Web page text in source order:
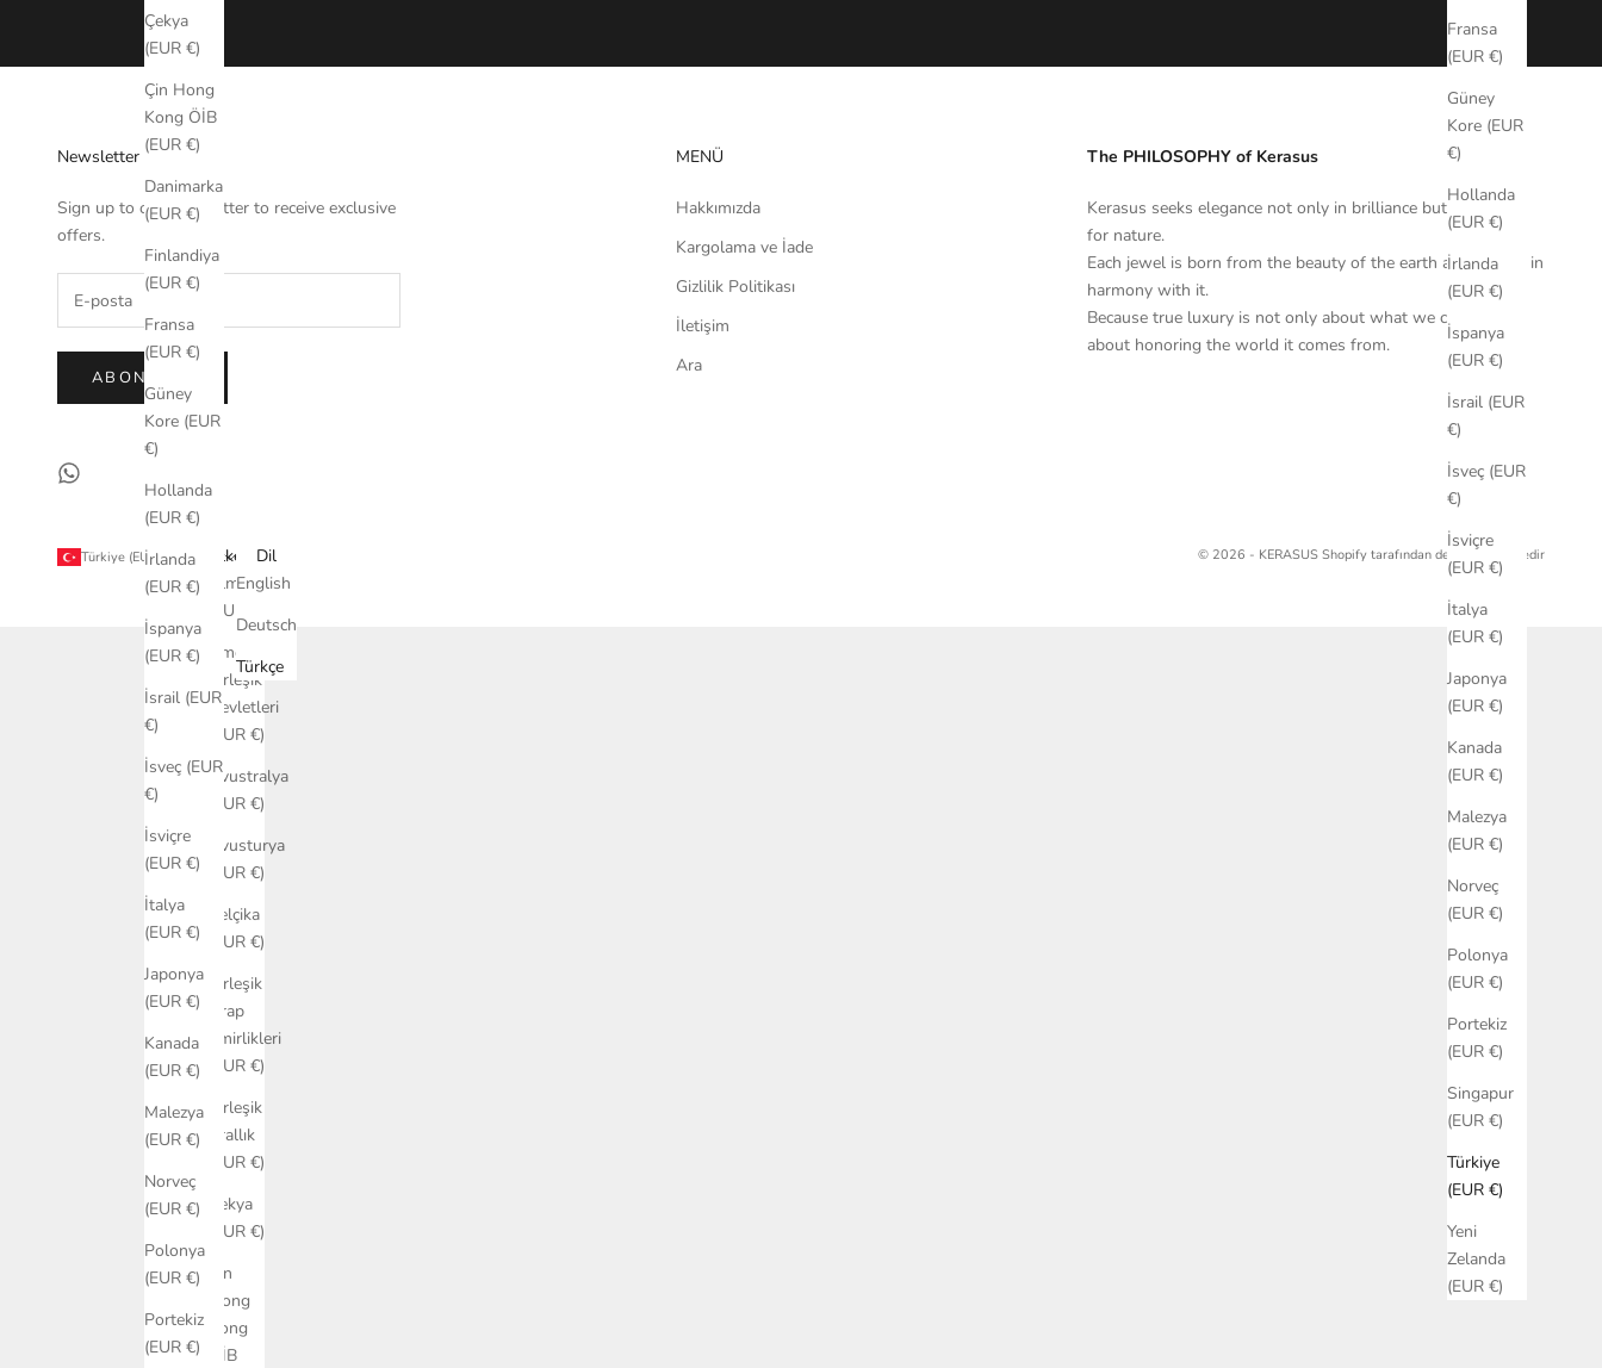
Fransa
(EUR €)
Güney
Kore (EUR
€)
Hollanda
(EUR €)
İrlanda
(EUR €)
İspanya
(EUR €)
İsrail (EUR
€)
İsveç (EUR
€)
İsviçre
(EUR €)
İtalya
(EUR €)
Japonya
(EUR €)
Kanada
(EUR €)
Malezya
(EUR €)
Norveç
(EUR €)
Polonya
(EUR €)
Portekiz
(EUR €)
Singapur
(EUR €)
Türkiye
(EUR €)
Yeni
Zelanda
(EUR €)
Çekya
(EUR €)
Çin Hong
Kong ÖİB
(EUR €)
Danimarka
(EUR €)
Finlandiya
(EUR €)
Fransa
(EUR €)
Güney
Kore (EUR
€)
Hollanda
(EUR €)
İrlanda
(EUR €)
İspanya
(EUR €)
İsrail (EUR
€)
İsveç (EUR
€)
İsviçre
(EUR €)
İtalya
(EUR €)
Japonya
(EUR €)
Kanada
(EUR €)
Malezya
(EUR €)
Norveç
(EUR €)
Polonya
(EUR €)
Portekiz
(EUR €)
Newsletter
Sign up to our newsletter to receive exclusive
offers.
ABONE OL
MENÜ
Hakkımızda
Kargolama ve İade
Gizlilik Politikası
İletişim
Ara
The PHILOSOPHY of Kerasus
Kerasus seeks elegance not only in brilliance but in respect
for nature.
Each jewel is born from the beauty of the earth and crafted in
harmony with it.
Because true luxury is not only about what we create, it’s
about honoring the world it comes from.
Türkiye (EUR €)
Ülke
Almanya
Amerika
Birleşik
Devletleri
(EUR €)
Avustralya
(EUR €)
Avusturya
(EUR €)
Belçika
(EUR €)
Birleşik
Arap
Emirlikleri
(EUR €)
Birleşik
Krallık
(EUR €)
Çekya
(EUR €)
Çin
Hong
Kong
ÖİB
Türkçe
Dil
English
Deutsch
Türkçe
© 2026 - KERASUS Shopify tarafından desteklenmektedir